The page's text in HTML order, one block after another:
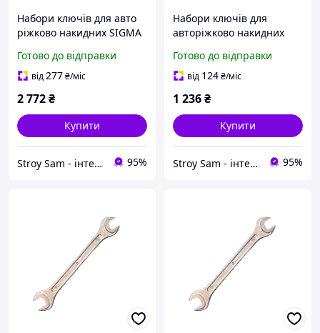
Набори ключів для авто
ріжково накидних SIGMA
Готово до відправки
від277₴/міс
2 772₴
Купити
Stroy Sam - інтернет магазин інструментів 95%
Набори ключів для
авторіжково накидних
Готово до відправки
від 124₴/міс
1 236₴
Купити
Stroy Sam - інтернет магазин інструментів 95%